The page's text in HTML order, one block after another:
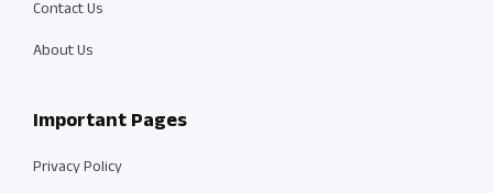
Contact Us
About Us
Important Pages
Privacy Policy